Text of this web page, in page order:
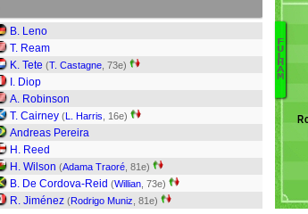
B. Leno
T. Ream
K. Tete (T. Castagne , 73e)
I. Diop
A. Robinson
T. Cairney (L. Harris , 16e)
Andreas Pereira
H. Reed
H. Wilson (Adama Traoré , 81e)
B. De Cordova-Reid (Willian , 73e)
R. Jiménez (Rodrigo Muniz , 81e)
F
U
L
H
A
M